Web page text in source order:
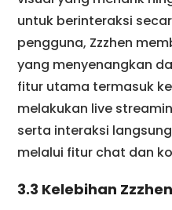
untuk berinteraksi
pengguna, Zzzhen
yang menyenangkan
fitur utama termasuk
melakukan live
serta interaksi
melalui fitur chat dan
3.3 Kelebihan